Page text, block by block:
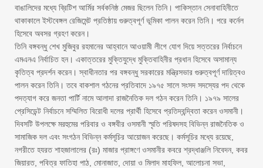
বাঙালিদের মধ্যে ব্রিটিশ আর্মির সর্বকনিষ্ঠ মেজর ছিলেন তিনি। পাকিস্তান সেনাবাহিনীতে
থাকাকালে ইস্টবেঙ্গল রেজিমেন্ট প্রতিষ্ঠায় গুরুত্বপূর্ণ ভূমিকা পালন করেন তিনি। পরে কর্নেল
হিসেবে অবসর গ্রহণ করেন।
তিনি বঙ্গবন্ধু শেখ মুজিবুর রহমানের আহ্বানে আওয়ামী লীগে যোগ দিয়ে সত্তরের নির্বাচনে
এমএনএ নির্বাচিত হন। একাত্তরের মুক্তিযুদ্ধে মুক্তিবাহিনীর প্রধান হিসেবে অসামান্য
কৃতিত্ব প্রদর্শন করেন। স্বাধীনতার পর বঙ্গবন্ধু সরকারের মন্ত্রিসভার গুরুত্বপূর্ণ দায়িত্বও
পালন করেন তিনি। তবে বাকশাল গঠনের প্রতিবাদে ১৯৭৫ সালে সংসদ সদস্যের পদ থেকে
পদত্যাগ করে জনতা পার্টি নামে আলাদা রাজনৈতিক দল গঠন করেন তিনি। ১৯৭৯ সালের
প্রেসিডেন্ট নির্বাচনে সম্মিলিত বিরোধী দলের প্রার্থী হিসেবে প্রতিদ্বন্দ্বিতা করেন ওসমানী।
দিবসটি উপলক্ষে মরহুমের পরিবার ও বঙ্গবীর ওসমানী স্মৃতি পরিষদসহ বিভিন্ন রাজনৈতিক ও
সামাজিক দল এবং সংগঠন বিভিন্ন কর্মসূচির আয়োজন করেছে। কর্মসূচির মধ্যে রয়েছে,
নগরীতে হযরত শাহজালালের (রঃ) মাজার প্রাঙ্গণে ওসমানীর কবরে শ্রদ্ধাঞ্জলি নিবেদন, কবর
জিয়ারত, পবিত্র ফাতিহা পাঠ, মোনাজাত, দোয়া ও মিলাদ মাহফিল, আলোচনা সভা,